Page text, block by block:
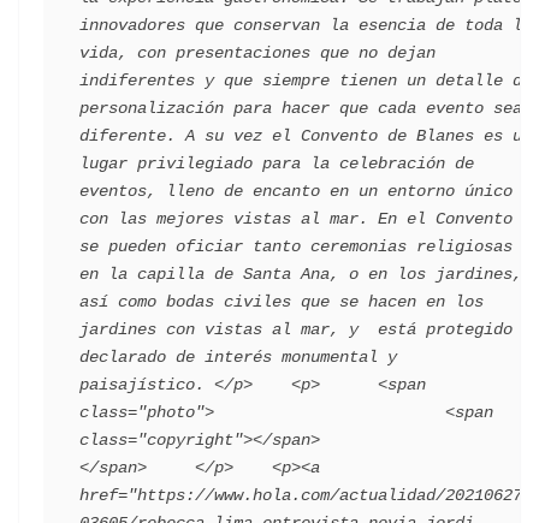
innovadores que conservan la esencia de toda la
vida, con presentaciones que no dejan
indiferentes y que siempre tienen un detalle de
personalización para hacer que cada evento sea
diferente. A su vez el Convento de Blanes es un
lugar privilegiado para la celebración de
eventos, lleno de encanto en un entorno único y
con las mejores vistas al mar. En el Convento
se pueden oficiar tanto ceremonias religiosas
en la capilla de Santa Ana, o en los jardines,
así como bodas civiles que se hacen en los
jardines con vistas al mar, y  está protegido y
declarado de interés monumental y
paisajístico. </p>    <p>      <span
class="photo">                        <span
class="copyright"></span>
</span>     </p>    <p><a
href="https://www.hola.com/actualidad/202106273